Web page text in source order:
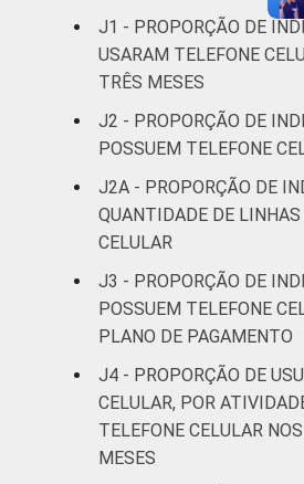
De 25 a 34
anos
De 35 a 44
anos
De 45 a 59
anos
mais
Renda
Até 1 SM
Mais de 1
SM até 2 SM
J1 - PROPORÇÃO DE
USARAM TELEFONE
TRÊS MESES
J2 - PROPORÇÃO DE
POSSUEM TELEFONE
J2A - PROPORÇÃO DE
QUANTIDADE DE
CELULAR
J3 - PROPORÇÃO DE
POSSUEM TELEFONE
PLANO DE PAGAMENTO
J4 - PROPORÇÃO DE
CELULAR, POR
TELEFONE CELULAR
MESES